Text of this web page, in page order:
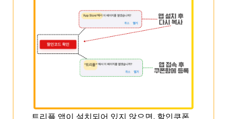
트리플 앱이 설치되어 있지 않으면, 할인쿠폰